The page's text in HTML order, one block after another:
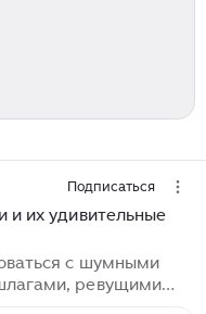
Подписаться
и их удивительные
с шумными
ревущими